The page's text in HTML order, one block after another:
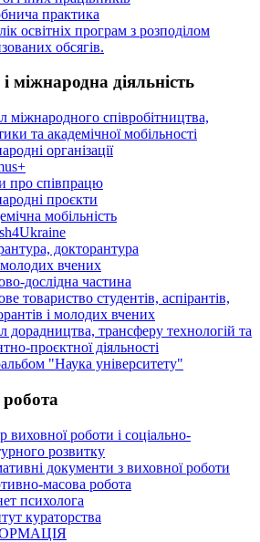
практика
освітніх програм з розподілoм
oбсягів.
міжнародна діяльність
міжнародного співробітництва,
та академічної мобільності
організації
про співпрацю
проєкти
мобільність
докторантура
вчених
дослідна частина
товариство студентів, аспірантів,
і молодих вчених
дорадництва, трансферу технологій та
проєктної діяльності
"Наука університету"
виховної роботи і соціально-
розвитку
документи з виховної роботи
масова робота
психолога
кураторства